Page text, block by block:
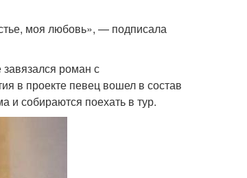
моя любовь», — подписала
завязался роман с
в проекте певец вошел в состав
и собираются поехать в тур.